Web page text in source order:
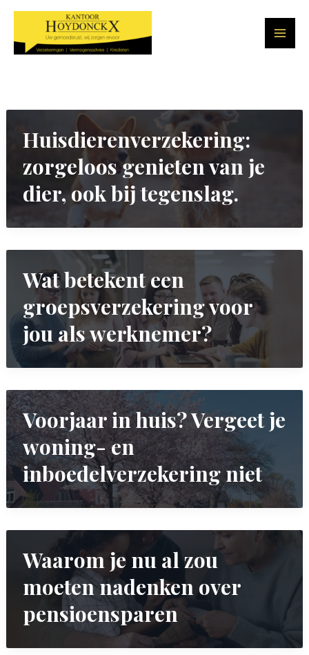
Skip
content
Huisdierenverzekering:
zorgeloos genieten van je
dier, ook bij tegenslag.
Wat betekent een
groepsverzekering voor
jou als werknemer?
Voorjaar in huis? Vergeet je
woning- en
inboedelverzekering niet
Waarom je nu al zou
moeten nadenken over
pensioensparen